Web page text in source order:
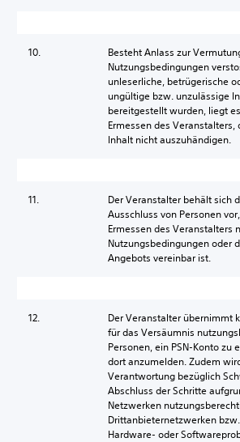
10.
Besteht Anlass zur
Nutzungsbedingungen
unleserliche, betrügerische
ungültige bzw. unzulässige
bereitgestellt wurden, liegt
Ermessen des
Inhalt nicht auszuhändigen.
11.
Der Veranstalter behält sich
Ausschluss von Personen
Ermessen des Veranstalters
Nutzungsbedingungen oder
Angebots vereinbar ist.
12.
Der Veranstalter übernimmt
für das Versäumnis
Personen, ein PSN-Konto zu
dort anzumelden. Zudem
Verantwortung bezüglich
Abschluss der Schritte
Netzwerken
Drittanbieternetzwerken
Hardware- oder